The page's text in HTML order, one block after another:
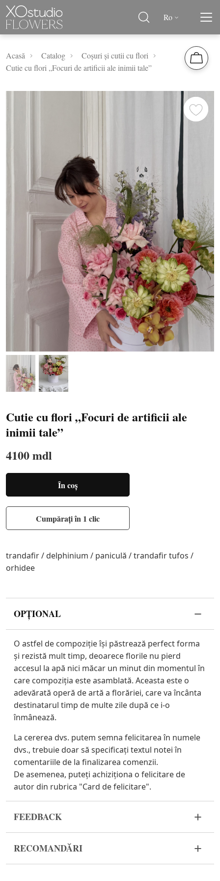
Ro
Acasă Catalog
Coșuri și cutii cu flori
Cutie cu flori „Focuri de artificii ale inimii tale”
Cutie cu flori „Focuri de artificii ale
inimii tale”
4100 mdl
În coș
Cumpărați în 1 clic
trandafir / delphinium / paniculă / trandafir tufos /
orhidee
OPȚIONAL
O astfel de compoziție își păstrează perfect forma
și rezistă mult timp, deoarece florile nu pierd
accesul la apă nici măcar un minut din momentul în
care compoziția este asamblată. Aceasta este o
adevărată operă de artă a florăriei, care va încânta
destinatarul timp de multe zile după ce i-o
înmânează.
La cererea dvs. putem semna felicitarea în numele
dvs., trebuie doar să specificați textul notei în
comentariile de la finalizarea comenzii.
De asemenea, puteți achiziționa o felicitare de
autor din rubrica "Card de felicitare".
FEEDBACK
compozitia dvs. nu a ajuns în stare
corespunzătoare, vă rugăm să ne contactați pentru
RECOMANDĂRI